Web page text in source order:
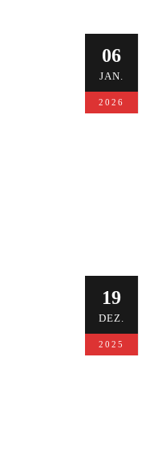
06
JAN.
2026
19
DEZ.
2025